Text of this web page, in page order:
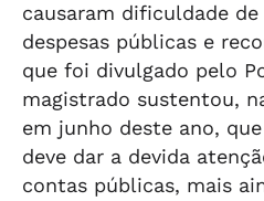
causaram dificuldade
despesas públicas e
que foi divulgado pelo
magistrado sustentou,
em junho deste ano,
deve dar a devida
contas públicas, mais